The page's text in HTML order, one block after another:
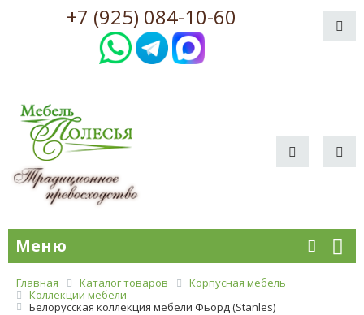
+7 (925) 084-10-60
Меню
Главная Каталог товаров
Корпусная мебель
Коллекции мебели
Белорусская коллекция мебели Фьорд (Stanles)